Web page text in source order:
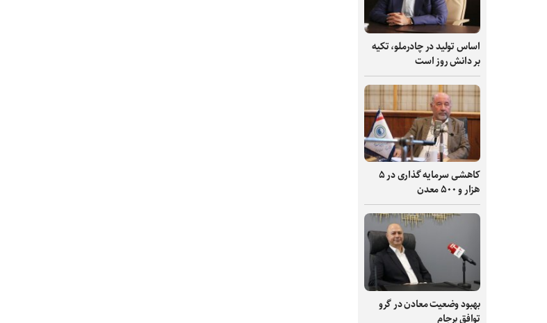
اساس تولید در چادرملو، تکیه
بر دانش‌ روز است
کاهشی سرمایه گذاری در ۵
هزار و ۵۰۰ معدن
بهبود وضعیت معادن در گرو
توافق برجام